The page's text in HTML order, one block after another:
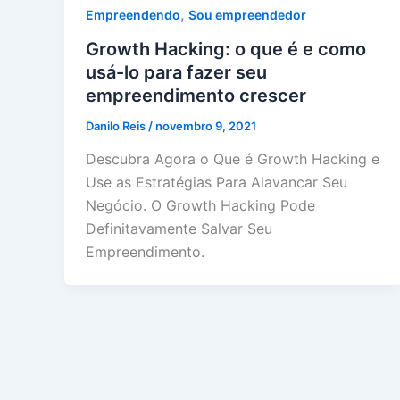
Empreendendo, Sou empreendedor
Growth Hacking: o que é e como
usá-lo para fazer seu
empreendimento crescer
Danilo Reis /novembro 9, 2021
Descubra Agora o Que é Growth Hacking e
Use as Estratégias Para Alavancar Seu
Negócio. O Growth Hacking Pode
Definitavamente Salvar Seu
Empreendimento.